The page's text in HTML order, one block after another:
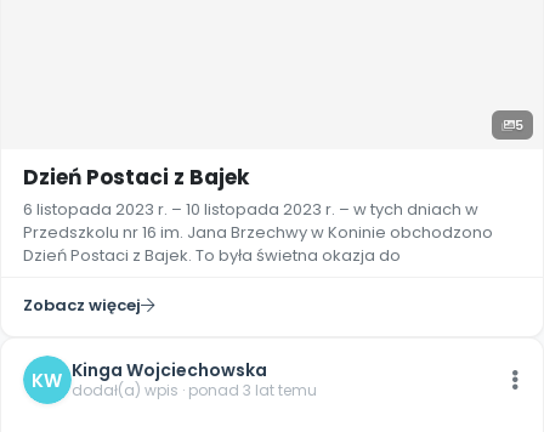
5
Dzień Postaci z Bajek
6 listopada 2023 r. – 10 listopada 2023 r. – w tych dniach w
Przedszkolu nr 16 im. Jana Brzechwy w Koninie obchodzono
Dzień Postaci z Bajek. To była świetna okazja do
Zobacz więcej
KW Kinga Wojciechowska
dodał(a) wpis · ponad 3 lat temu